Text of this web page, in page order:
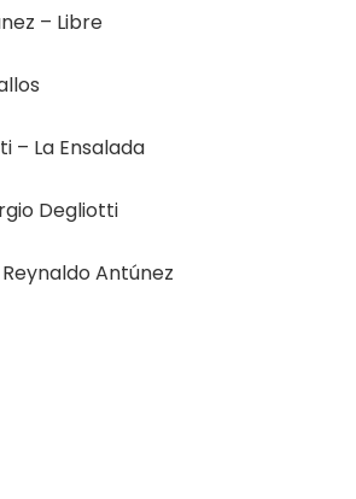
– Libre
– La Ensalada
Degliotti
Antúnez